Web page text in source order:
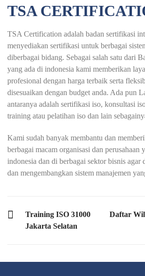
TSA
TSA Certification adalah badan sertifikasi
menyediakan sertifikasi untuk berbagai
diberbagai bidang. Sebagai salah satu dari
yang ada di indonesia kami memberikan
profesional dengan harga terbaik serta
disesuaikan dengan budget anda. Ada pun
antaranya adalah sertifikasi iso, konsultasi
training atau pelatihan iso dan lain
Kami sudah banyak membantu dan
berbagai macam organisasi dan perusahaan
indonesia dan di berbagai sektor bisnis agar
dan mengembangkan sistem manajemen
PREVIOUS POST
Training ISO 31000
Jakarta Selatan
Daftar